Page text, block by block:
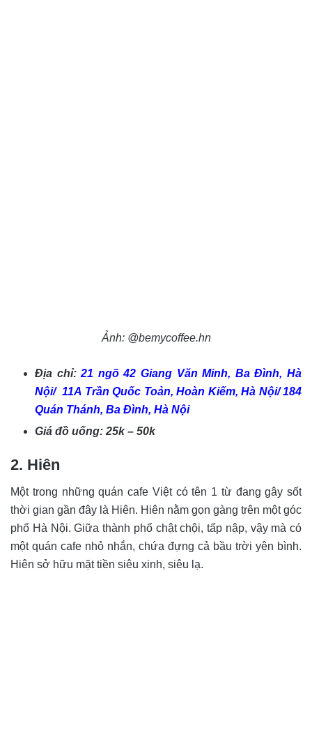
Ảnh: @bemycoffee.hn
Địa chỉ:21 ngõ 42 Giang Văn Minh, Ba Đình, Hà
Nội/ 11A Trần Quốc Toản, Hoàn Kiếm, Hà Nội/ 184
Quán Thánh, Ba Đình, Hà Nội
Giá đồ uống: 25k – 50k
2. Hiên
Một trong những quán cafe Việt có tên 1 từ đang gây sốt
thời gian gần đây là Hiên. Hiên nằm gọn gàng trên một góc
phố Hà Nội. Giữa thành phố chật chội, tấp nập, vậy mà có
một quán cafe nhỏ nhắn, chứa đựng cả bầu trời yên bình.
Hiên sở hữu mặt tiền siêu xinh, siêu lạ.